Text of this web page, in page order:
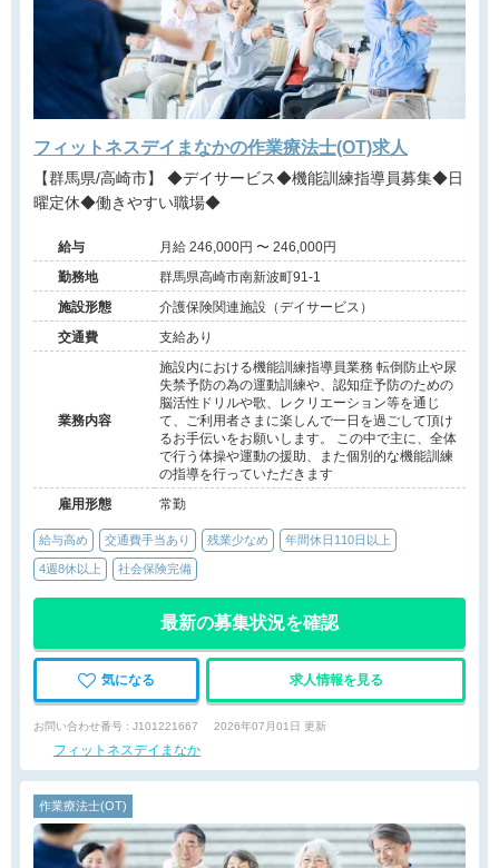
フィットネスデイまなかの作業療法士(OT)求人
【群馬県/高崎市】 ◆デイサービス◆機能訓練指導員募集◆日
曜定休◆働きやすい職場◆
給与
月給 246,000円 〜 246,000円
勤務地
群馬県高崎市南新波町91-1
施設形態
介護保険関連施設（デイサービス）
交通費
支給あり
業務内容
施設内における機能訓練指導員業務 転倒防止や尿
失禁予防の為の運動訓練や、認知症予防のための
脳活性ドリルや歌、レクリエーション等を通じ
て、ご利用者さまに楽しんで一日を過ごして頂け
るお手伝いをお願いします。 この中で主に、全体
で行う体操や運動の援助、また個別的な機能訓練
の指導を行っていただきます
雇用形態
常勤
給与高め 交通費手当あり 残業少なめ 年間休日110日以上
4週8休以上 社会保険完備
最新の募集状況を確認
気になる 求人情報を見る
お問い合わせ番号 : J101221667 2026年07月01日 更新
フィットネスデイまなか
作業療法士(OT)